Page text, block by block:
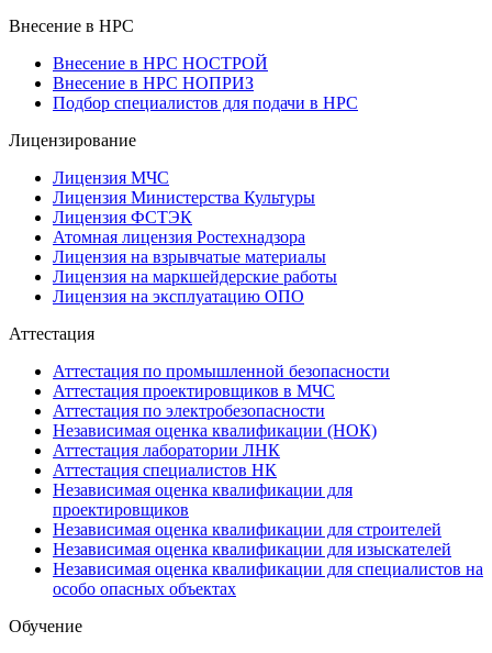
Внесение в НРС
Внесение в НРС НОСТРОЙ
Внесение в НРС НОПРИЗ
Подбор специалистов для подачи в НРС
Лицензирование
Лицензия МЧС
Лицензия Министерства Культуры
Лицензия ФСТЭК
Атомная лицензия Ростехнадзора
Лицензия на взрывчатые материалы
Лицензия на маркшейдерские работы
Лицензия на эксплуатацию ОПО
Аттестация
Аттестация по промышленной безопасности
Аттестация проектировщиков в МЧС
Аттестация по электробезопасности
Независимая оценка квалификации (НОК)
Аттестация лаборатории ЛНК
Аттестация специалистов НК
Независимая оценка квалификации для
проектировщиков
Независимая оценка квалификации для строителей
Независимая оценка квалификации для изыскателей
Независимая оценка квалификации для специалистов на
особо опасных объектах
Обучение